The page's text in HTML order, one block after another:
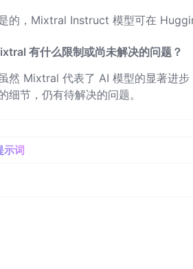
的，Mixtral Instruct 模型可在
有什么限制或尚未解决的问题？
然 Mixtral 代表了 AI 模型的显著进
细节，仍有待解决的问题。
示词